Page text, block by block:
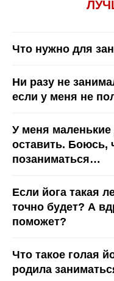
Что нужно для
Ни разу не
если у меня не
У меня маленькие
оставить. Боюсь,
позаниматься…
Если йога такая
точно будет? А
поможет?
Что такое голая
родила